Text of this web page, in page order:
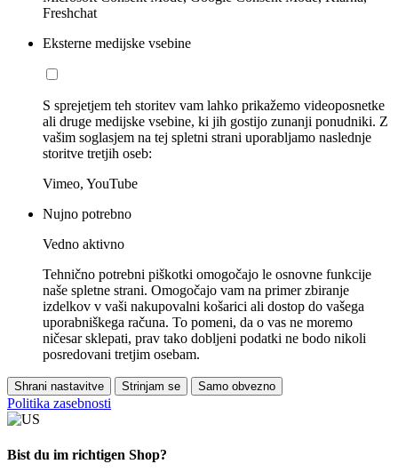
Freshchat
Eksterne medijske vsebine
S sprejetjem teh storitev vam lahko prikažemo videoposnetke
ali druge medijske vsebine, ki jih gostijo zunanji ponudniki. Z
vašim soglasjem na tej spletni strani uporabljamo naslednje
storitve tretjih oseb:
Vimeo, YouTube
Nujno potrebno
Vedno aktivno
Tehnično potrebni piškotki omogočajo le osnovne funkcije
naše spletne strani. Omogočajo vam na primer zbiranje
izdelkov v vaši nakupovalni košarici ali dostop do vašega
uporabniškega računa. To pomeni, da o vas ne moremo
ničesar sklepati, prav tako dobljeni podatki ne bodo nikoli
posredovani tretjim osebam.
Shrani nastavitve Strinjam se Samo obvezno
Politika zasebnosti
Bist du im richtigen Shop?